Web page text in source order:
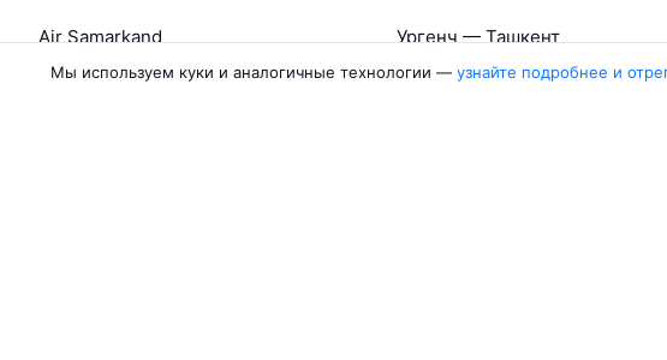
Air Samarkand
Россия
Ургенч — Ташкент
Термез — Ташкент
Мы используем куки и аналогичные технологии — узнайте подробнее и